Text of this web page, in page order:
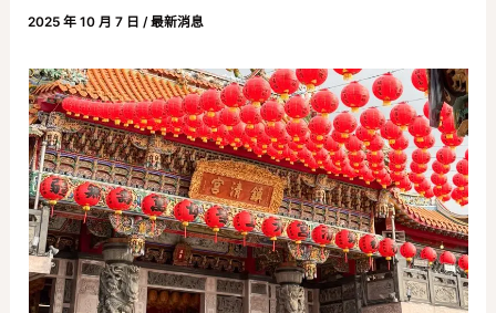
2025 年 10 月 7 日/最新消息